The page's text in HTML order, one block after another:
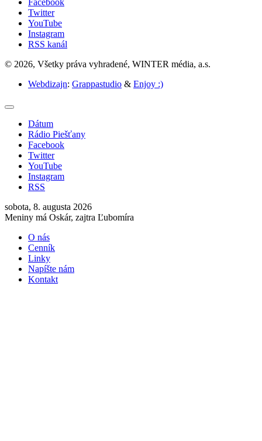
Facebook
Twitter
YouTube
Instagram
RSS kanál
© 2026, Všetky práva vyhradené, WINTER média, a.s.
Webdizajn: Grappastudio & Enjoy :)
Dátum
Rádio Piešťany
Facebook
Twitter
YouTube
Instagram
RSS
sobota, 8. augusta 2026
Meniny má Oskár, zajtra Ľubomíra
O nás
Cenník
Linky
Napíšte nám
Kontakt